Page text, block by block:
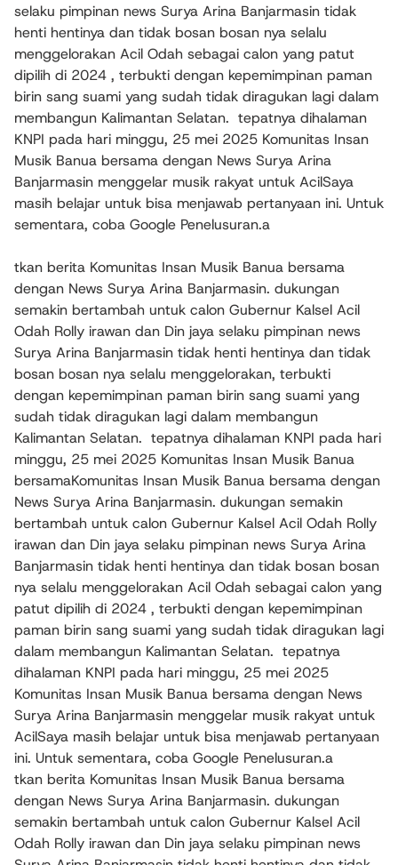
selaku pimpinan news Surya Arina Banjarmasin tidak
henti hentinya dan tidak bosan bosan nya selalu
menggelorakan Acil Odah sebagai calon yang patut
dipilih di 2024 , terbukti dengan kepemimpinan paman
birin sang suami yang sudah tidak diragukan lagi dalam
membangun Kalimantan Selatan. tepatnya dihalaman
KNPI pada hari minggu, 25 mei 2025 Komunitas Insan
Musik Banua bersama dengan News Surya Arina
Banjarmasin menggelar musik rakyat untuk AcilSaya
masih belajar untuk bisa menjawab pertanyaan ini. Untuk
sementara, coba Google Penelusuran.a
tkan berita Komunitas Insan Musik Banua bersama
dengan News Surya Arina Banjarmasin. dukungan
semakin bertambah untuk calon Gubernur Kalsel Acil
Odah Rolly irawan dan Din jaya selaku pimpinan news
Surya Arina Banjarmasin tidak henti hentinya dan tidak
bosan bosan nya selalu menggelorakan, terbukti
dengan kepemimpinan paman birin sang suami yang
sudah tidak diragukan lagi dalam membangun
Kalimantan Selatan. tepatnya dihalaman KNPI pada hari
minggu, 25 mei 2025 Komunitas Insan Musik Banua
bersamaKomunitas Insan Musik Banua bersama dengan
News Surya Arina Banjarmasin. dukungan semakin
bertambah untuk calon Gubernur Kalsel Acil Odah Rolly
irawan dan Din jaya selaku pimpinan news Surya Arina
Banjarmasin tidak henti hentinya dan tidak bosan bosan
nya selalu menggelorakan Acil Odah sebagai calon yang
patut dipilih di 2024 , terbukti dengan kepemimpinan
paman birin sang suami yang sudah tidak diragukan lagi
dalam membangun Kalimantan Selatan. tepatnya
dihalaman KNPI pada hari minggu, 25 mei 2025
Komunitas Insan Musik Banua bersama dengan News
Surya Arina Banjarmasin menggelar musik rakyat untuk
AcilSaya masih belajar untuk bisa menjawab pertanyaan
ini. Untuk sementara, coba Google Penelusuran.a
tkan berita Komunitas Insan Musik Banua bersama
dengan News Surya Arina Banjarmasin. dukungan
semakin bertambah untuk calon Gubernur Kalsel Acil
Odah Rolly irawan dan Din jaya selaku pimpinan news